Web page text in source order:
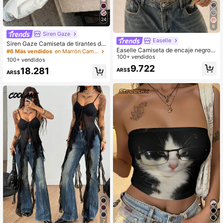
24
Siren Gaze
Siren Gaze Camiseta de tirantes de
uso diario versátil y casual de unico
lor para mujer
#6 Más vendidos
en Marrón Camisetas sin mangas frescas
100+ vendidos
ARS$18.281
7
6
Easelle
Easelle Camiseta de encaje negro p
ara mujer
100+ vendidos
ARS$9.722